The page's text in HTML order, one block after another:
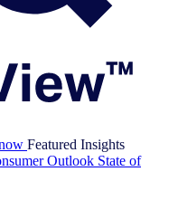
Featured Insights
Outlook State of